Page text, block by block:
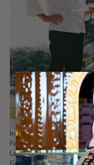
In Paris im Jahre 1996
Fachkennt­nisse in den
Lenôtre sowie Peltier und